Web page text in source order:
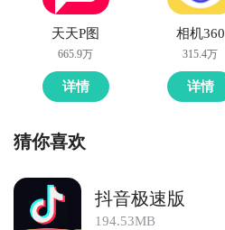
天天P图
665.9万
详情
相机360
315.4万
详情
猜你喜欢
抖音极速版
194.53MB